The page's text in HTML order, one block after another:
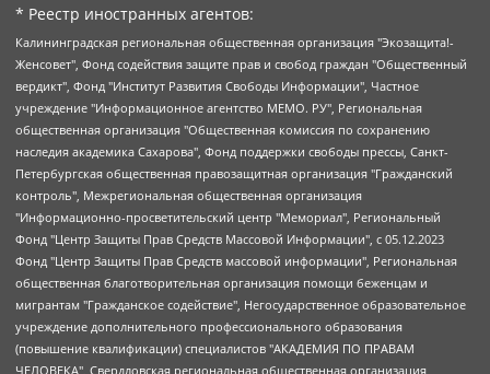
* Реестр иностранных агентов:
Калининградская региональная общественная организация "Экозащита!-Женсовет", Фонд содействия защите прав и свобод граждан "Общественный вердикт", Фонд "Институт Развития Свободы Информации", Частное учреждение "Информационное агентство МЕМО. РУ", Региональная общественная организация "Общественная комиссия по сохранению наследия академика Сахарова", Фонд поддержки свободы прессы, Санкт-Петербургская общественная правозащитная организация "Гражданский контроль", Межрегиональная общественная организация "Информационно-просветительский центр "Мемориал", Региональный Фонд "Центр Защиты Прав Средств Массовой Информации", с 05.12.2023 Фонд "Центр Защиты Прав Средств массовой информации", Региональная общественная благотворительная организация помощи беженцам и мигрантам "Гражданское содействие", Негосударственное образовательное учреждение дополнительного профессионального образования (повышение квалификации) специалистов "АКАДЕМИЯ ПО ПРАВАМ ЧЕЛОВЕКА", Свердловская региональная общественная организация "Сутяжник", Автономная некоммерческая организация "Центр независимых социологических исследований", Союз общественных объединений "Российский исследовательский центр по правам человека", Региональное общественное учреждение научно-информационный центр "МЕМОРИАЛ", Некоммерческая организация "Фонд защиты гласности", Автономная некоммерческая организация "Институт прав человека", Городская общественная организация "Екатеринбургское общество "МЕМОРИАЛ", Городская общественная организация "Рязанское историко-просветительское и правозащитное общество "Мемориал" (Рязанский Мемориал), Челябинский региональный орган общественной самодеятельности – женское общественное объединение "Женщины Евразии", Челябинский региональный орган общественной самодеятельности "Уральская правозащитная группа", Фонд содействия защите здоровья и социальной справедливости имени Андрея Рылькова, Автономная Некоммерческая Организация "Аналитический Центр Юрия Левады", Автономная некоммерческая организация социальной поддержки населения "Проект Апрель", Региональная общественная организация помощи женщинам и детям, находящимся в кризисной ситуации "Информационно-методический центр "Анна", Фонд содействия развитию массовых коммуникаций и правовому просвещению "Так-так-Так", Фонд содействия устойчивому развитию "Серебряная тайга", Свердловский региональный общественный фонд социальных проектов "Новое время", "Idel.Реалии", Кавказ.Реалии, Крым.Реалии, Телеканал Настоящее Время, Татаро-башкирская служба Радио Свобода (Azatliq Radiosi), Радио Свободная Европа/Радио Свобода (PCE/PC), "Сибирь.Реалии", "Фактограф", Благотворительный фонд помощи осужденным и их семьям, Автономная некоммерческая организация "Институт глобализации и социальных движений", Фонд "В защиту прав заключенных", Частное учреждение "Центр поддержки и содействия развитию средств массовой информации", Пензенский региональный общественный благотворительный фонд "Гражданский союз", "Север.Реалии", Некоммерческая организация Фонд "Правовая инициатива", Общество с ограниченной ответственностью "Радио Свободная Европа/Радио Свобода", Чешское информационное агентство "MEDIUM-ORIENT", Красноярская региональная общественная организация "Мы против СПИДа", Камалягин Денис Николаевич, Маркелов Сергей Евгеньевич, Пономарев Лев Александрович, Савицкая Людмила Алексеевна, Автономная некоммерческая организация "Центр по работе с проблемой насилия "НАСИЛИЮ.НЕТ", Межрегиональный профессиональный союз работников здравоохранения "Альянс врачей", Юридическое лицо, зарегистрированное в Латвийской Республике, SIA "Medusa Project" (регистрационный номер 40103797863, дата регистрации 10.06.2014), Некоммерческая организация "Фонд по борьбе с коррупцией", Автономная некоммерческая организация "Институт права и публичной политики", Баданин Роман Сергеевич, Гликин Максим Александрович, Железнова Мария Михайловна, Лукьянова Юлия Сергеевна, Маетная Елизавета Витальевна, Маняхин Петр Борисович, Чуракова Ольга Владимировна, Ярош Юлия Петровна, Юридическое лицо "The Insider SIA", зарегистрированное в Риге, Латвийская Республика (дата регистрации 26.06.2015), являющееся администратором доменного имени интернет-издания "The Insider SIA", https://theins.ru, Постернак Алексей Евгеньевич, Рубин Михаил Аркадьевич, Анин Роман Александрович, Юридическое лицо Istories fonds, зарегистрированное в Латвийской Республике (регистрационный номер 50008295751, дата регистрации 24.02.2020), Великовский Дмитрий Александрович, Долинина Ирина Николаевна, Мароховская Алеся Алексеевна, Шлейнов Роман Юрьевич, Шмагун Олеся Валентиновна, Общество с ограниченной ответственностью "Альтаир 2021", Общество с ограниченной ответственностью "Вега 2021", Общество с ограниченной ответственностью "Главный редактор 2021", Общество с ограниченной ответственностью "Ромашки монолит", Важенков Артем Валерьевич, Ивановская областная общественная организация "Центр гендерных исследований", Гурман Юрий Альбертович, Медиапроект "ОВД-Инфо", Егоров Владимир Владимирович, Жилинский Владимир Александрович, Общество с ограниченной ответственностью "ЗП", Иванова София Юрьевна, Карезина Инна Павловна, Кильтау Екатерина Викторовна, Петров Алексей Викторович, Пискунов Сергей Евгеньевич, Смирнов Сергей Сергеевич, Тихонов Михаил Сергеевич, Общество с ограниченной ответственностью "ЖУРНАЛИСТ-ИНОСТРАННЫЙ АГЕНТ", Арапова Галина Юрьевна, Вольтская Татьяна Анатольевна, Американская компания "Mason G.E.S. Anonymous Foundation" (США), являющаяся владельцем интернет-издания https://mnews.world/, Компания "Stichting Bellingcat", зарегистрированная в Нидерландах (дата регистрации 11.07.2018), Захаров Андрей Вячеславович, Клепиковская Екатерина Дмитриевна, Общество с ограниченной ответственностью "МЕМО", Перл Роман Александрович, Симонов Евгений Алексеевич, Соловьева Елена Анатольевна, Сотников Даниил Владимирович, Сурначева Елизавета Дмитриевна, Автономная некоммерческая организация по защите прав человека и информированию населения "Якутия – Наше Мнение", Общество с ограниченной ответственностью "Москоу диджитал медиа", с 26.01.2023 Общество с ограниченной ответственностью "Чайка Белые сады", Ветошкина Валерия Валерьевна, Заговора Максим Александрович, Межрегиональное общественное движение "Российская ЛГБТ - сеть", Оленичев Максим Владимирович, Павлов Иван Юрьевич, Скворцова Елена Сергеевна, Общество с ограниченной ответственностью "Как бы инагент", Кочетков Игорь Викторович, Общество с ограниченной ответственностью "Честные выборы", Еланчик Олег Александрович, Общество с ограниченной ответственностью "Нобелевский призыв", Гималова Регина Эмилевна, Григорьев Андрей Валерьевич, Григорьева Алина Александровна, Ассоциация по содействию защите прав призывников, альтернативнослужащих и военнослужащих "Правозащитная группа "Гражданин.Армия.Право", Хисамова Регина Фаритовна, Автономная некоммерческая организация по реализации социально-правовых программ "Лилит", Дальневосточное общественное движение "Маяк", Санкт-Петербургская ЛГБТ-инициативная группа "Выход", Инициативная группа ЛГБТ+ "Реверс", Алексеев Андрей Викторович, Бекбулатова Таисия Львовна, Беляев Иван Михайлович, Владыкина Елена Сергеевна, Гельман Марат Александрович, Никульшина Вероника Юрьевна, Толоконникова Надежда Андреевна, Шендерович Виктор Анатольевич, Общество с ограниченной ответственностью "Данное сообщение", Общество с ограниченной ответственностью Издательский дом "Новая глава", Айнбиндер Александра Александровна, Московский комьюнити-центр для ЛГБТ+инициатив, Благотворительный фонд развития филантропии, Deutsche Welle (Германия, Kurt-Schumacher-Strasse 3, 53113 Bonn), Борзунова Мария Михайловна, Воробьев Виктор Викторович, Голубева Анна Львовна, Константинова Алла Михайловна, Малкова Ирина Владимировна, Мурадов Мурад Абдулгалимович, Осетинская Елизавета Николаевна, Понасенков Евгений Николаевич, Ганапольский Матвей Юрьевич, Киселев Евгений Алексеевич, Борухович Ирина Григорьевна, Дремин Иван Тимофеевич, Дубровский Дмитрий Викторович, Красноярская региональная общественная организация поддержки и развития альтернативных образовательных технологий и межкультурных коммуникаций "ИНТЕРРА", Маяковская Екатерина Алексеевна, Фейгин Марк Захарович, Филимонов Андрей Викторович, Дзугкоева Регина Николаевна, Доброхотов Роман Александрович, Дудь Юрий Александрович, Елкин Сергей Владимирович, Кругликов Кирилл Игоревич, Сабунаева Мария Леонидовна, Семенов Алексей Владимирович, Шаинян Карен Багратович, Шульман Екатерина Михайловна, Асафьев Артур Валерьевич, Вахштайн Виктор Семенович, Венедиктов Алексей Алексеевич, Лушникова Екатерина Евгеньевна, Волков Леонид Михайлович, Невзоров Александр Глебович, Пархоменко Сергей Борисович, Сироткин Ярослав Николаевич, Кара-Мурза Владимир Владимирович, Баранова Наталья Владимировна, Гозман Леонид Яковлевич, Кагарлицкий Борис Юльевич, Климарев Михаил Валерьевич, Милов Владимир Станиславович, Автономная некоммерческая организация Краснодарский центр современного искусства "Типография", Моргенштерн Алишер Тагирович, Соболь Любовь Эдуардовна, Общество с ограниченной ответственностью "ЛИЗА НОРМ", Каспаров Гарри Кимович, Ходорковский Михаил Борисович, Общество с ограниченной ответственностью "Апрельские тезисы", Данилович Ирина Брониславовна, Кашин Олег Владимирович, Петров Николай Владимирович, Пивоваров Алексей Владимирович, Соколов Михаил Владимирович, Цветкова Юлия Владимировна, Чичваркин Евгений Александрович, Комитет против пыток/Команда против пыток, Общество с ограниченной ответственностью "Первый научный", Общество с ограниченной ответственностью "Вертолет и ко", Белоцерковская Вероника Борисовна, Кац Максим Евгеньевич, Лазарева Татьяна Юрьевна, Шаведдинов Руслан Табризович, Яшин Илья Валерьевич, Общество с ограниченной ответственностью "Иноагент ААВ", Алешковский Дмитрий Петрович, Альбац Евгения Марковна, Быков Дмитрий Львович, Галямина Юлия Евгеньевна, Лойко Сергей Леонидович, Мартынов Кирилл Константинович, Медведев Сергей Александрович, Крашенинников Федор Геннадиевич, Гордеева Катерина Вл